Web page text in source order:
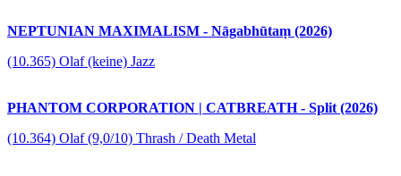
NEPTUNIAN MAXIMALISM - Nāgabhūtaṃ (2026)
(10.365) Olaf (keine) Jazz
PHANTOM CORPORATION | CATBREATH - Split (2026)
(10.364) Olaf (9,0/10) Thrash / Death Metal